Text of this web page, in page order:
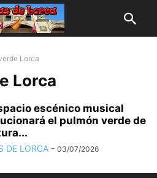
Lorca
Lorca
escénico musical
el pulmón verde de
DE LORCA - 03/07/2026